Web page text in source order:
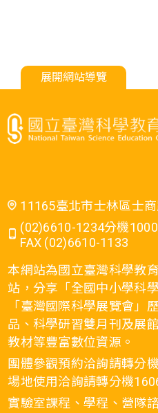
展開網站導覽
11165臺北市士林區士
(02)6610-1234分機1000
FAX (02)6610-1133
本網站為國立臺灣科學教
站，分享「全國中小學科
「臺灣國際科學展覽會」
品、科學研習雙月刊及展
教材等豐富數位資源。
團體參觀預約洽詢請轉分
場地使用洽詢請轉分機
實驗室課程、學程、營隊